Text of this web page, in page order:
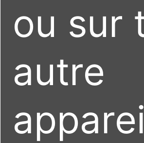
ou sur
autre